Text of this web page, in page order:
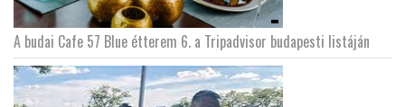
A budai Cafe 57 Blue étterem 6. a Tripadvisor budapesti listáján